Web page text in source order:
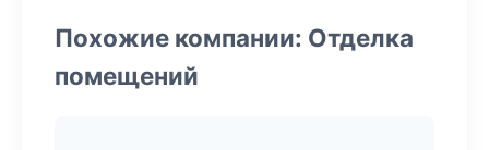
Похожие компании: Отделка
помещений